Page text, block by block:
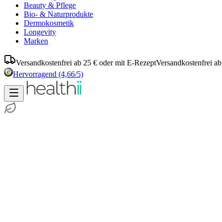
Beauty & Pflege
Bio- & Naturprodukte
Dermokosmetik
Longevity
Marken
Versandkostenfrei ab 25 € oder mit E-RezeptVersandkostenfrei
Hervorragend (4,66/5)